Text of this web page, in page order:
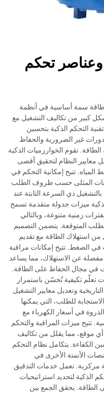
تحكم
سمة أساسية في أنظمة
كبير من تكاليف التشغيل مع
التحكم الذكية بتحسين
غير الضرورية والحفاظ
تقوم الخوارزميات الذكية
معايير النظام لتحقيق أقصى
تتيح إمكانية التحكم في
المثلى حسب ظروف الطلب
ذي السرعة الثابتة عند
ميزات جدولة متقدمة تسمح
زمنية متنوعة، وبالتالي
المتوقعة. يتضمن التصميم
من استهلاك الطاقة مع تقديم
في الضغط. تتيح إمكانات مراقبة
مفصلة عن الاستهلاك، مما يساعد
في مجال الحفاظ على الطاقة.
تعلّم تكيفية تُحسّن باستمرار
وتعديل معايير التشغيل
للطلب، التي يمكنها
في أسعار الكهرباء مع
تتيح ميزات المراقبة والتحكم
موقع، مما يقلل من تكاليف
الكفاءة. يتكامل نظام التحكم
الأتمتة الأخرى في
مركزية. تعمل خدمات التدقيق
الذكية لتحديد استراتيجيات
الطاقة. يحقق الجمع بين